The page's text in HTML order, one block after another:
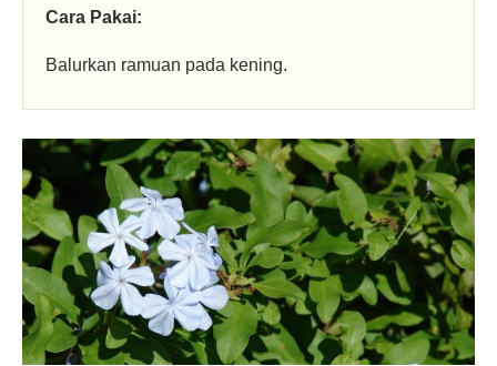
Cara Pakai:
Balurkan ramuan pada kening.